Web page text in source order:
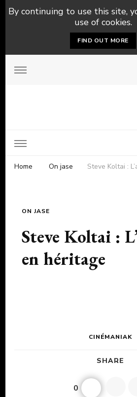
By continuing to use this site,
use of cookies.
FIND OUT MORE
Home On jase Steve Koltai :
ON JASE
Steve Koltai :
en héritage
CINÉMANIAK
SHARE
0